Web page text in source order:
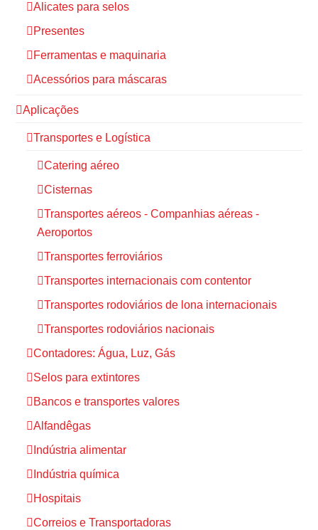
Alicates para selos
Presentes
Ferramentas e maquinaria
Acessórios para máscaras
Aplicações
Transportes e Logística
Catering aéreo
Cisternas
Transportes aéreos - Companhias aéreas -
Aeroportos
Transportes ferroviários
Transportes internacionais com contentor
Transportes rodoviários de lona internacionais
Transportes rodoviários nacionais
Contadores: Água, Luz, Gás
Selos para extintores
Bancos e transportes valores
Alfandêgas
Indústria alimentar
Indústria química
Hospitais
Correios e Transportadoras